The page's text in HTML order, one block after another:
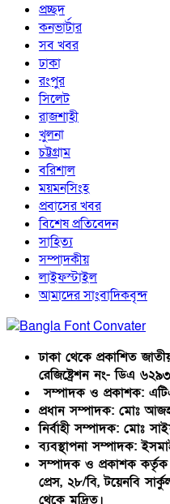
প্রচ্ছদ
কনভার্টার
সব খবর
ঢাকা
রংপুর
সিলেট
রাজশাহী
খুলনা
চট্টগ্রাম
বরিশাল
ময়মনসিংহ
প্রবাসের খবর
বিশেষ প্রতিবেদন
সাহিত্য
সম্পাদকীয়
লাইফস্টাইল
আমাদের সাংবাদিকবৃন্দ
ঢাকা থেকে প্রকাশিত
রেজিষ্ট্রেশন নং- ডিএ
সম্পাদক ও প্রকাশক:
প্রধান সম্পাদক: মোঃ
নির্বাহী সম্পাদক: মোঃ
ব্যবস্থাপনা সম্পাদক:
সম্পাদক ও প্রকাশক কর্তৃক
প্রেস, ২৮/বি, টয়েনবি
থেকে মুদ্রিত।